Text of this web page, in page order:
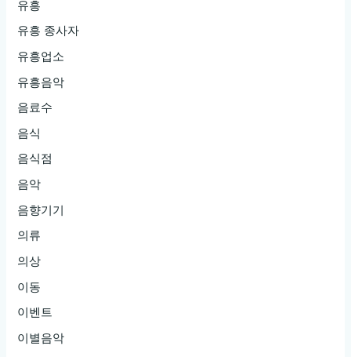
유흥
유흥 종사자
유흥업소
유흥음악
음료수
음식
음식점
음악
음향기기
의류
의상
이동
이벤트
이별음악